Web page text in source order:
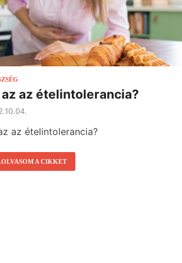
az az ételintolerancia?
az ételintolerancia?
A CIKKET